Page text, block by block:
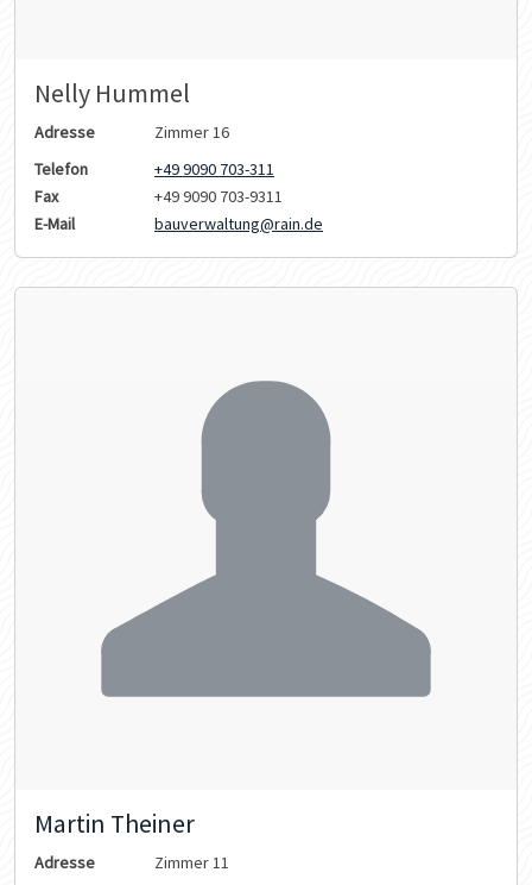
Nelly Hummel
Adresse
Zimmer 16
Telefon
+49 9090 703-311
Fax
+49 9090 703-9311
E-Mail
bauverwaltung@rain.de
Martin Theiner
Adresse
Zimmer 11